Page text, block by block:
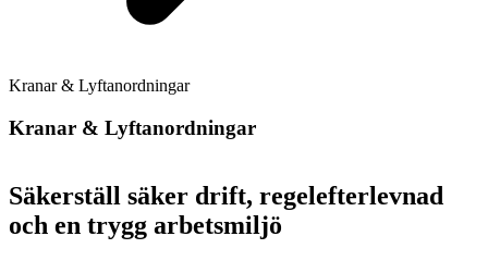
Kranar & Lyftanordningar
Kranar & Lyftanordningar
Säkerställ säker drift, regelefterlevnad
och en trygg arbetsmiljö